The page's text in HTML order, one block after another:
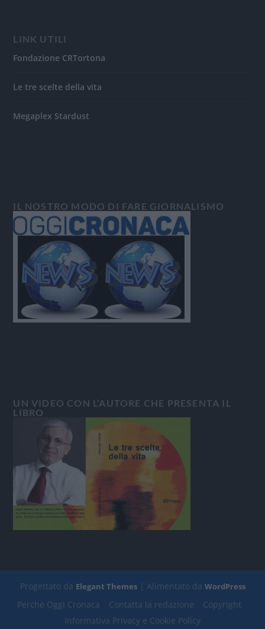
LINK UTILI
Fondazione CRTortona
Le tre scelte della vita
Megaplex Stardust
IL NOSTRO MODO DI FARE GIORNALISMO
UN VIDEO CON L’AUTORE CHE PRESENTA IL
LIBRO
Progettato da Elegant Themes| Alimentato da WordPress
Perchè Oggi Cronaca Contatta la redazione
Copyright
Informativa Privacy e Cookie Policy